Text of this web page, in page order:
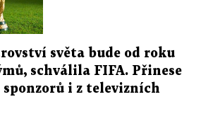
světa bude od roku
schválila FIFA. Přinese
sponzorů i z televizních